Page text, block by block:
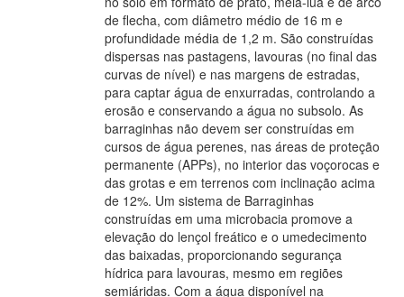
de flecha, com diâmetro médio de 16 m e
profundidade média de 1,2 m. São construídas
dispersas nas pastagens, lavouras (no final das
curvas de nível) e nas margens de estradas,
para captar água de enxurradas, controlando a
erosão e conservando a água no subsolo. As
barraginhas não devem ser construídas em
cursos de água perenes, nas áreas de proteção
permanente (APPs), no interior das voçorocas e
das grotas e em terrenos com inclinação acima
de 12%. Um sistema de Barraginhas
construídas em uma microbacia promove a
elevação do lençol freático e o umedecimento
das baixadas, proporcionando segurança
hídrica para lavouras, mesmo em regiões
semiáridas. Com a água disponível na